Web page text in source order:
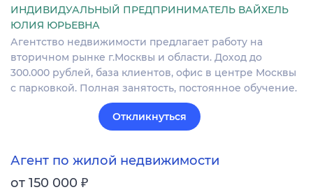
ИНДИВИДУАЛЬНЫЙ ПРЕДПРИНИМАТЕЛЬ ВАЙХЕЛЬ
ЮЛИЯ ЮРЬЕВНА
Агентство недвижимости предлагает работу на
вторичном рынке г.Москвы и области. Доход до
300.000 рублей, база клиентов, офис в центре Москвы
с парковкой. Полная занятость, постоянное обучение.
Откликнуться
Агент по жилой недвижимости
от 150 000 ₽